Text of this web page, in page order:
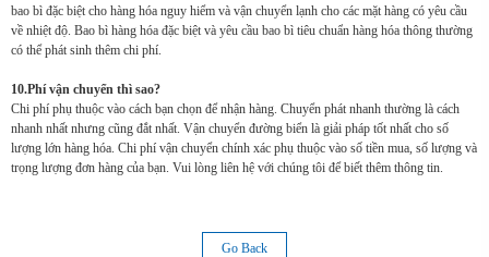
bao bì đặc biệt cho hàng hóa nguy hiểm và vận chuyển lạnh cho các mặt hàng có yêu cầu
về nhiệt độ. Bao bì hàng hóa đặc biệt và yêu cầu bao bì tiêu chuẩn hàng hóa thông thường
có thể phát sinh thêm chi phí.
10.Phí vận chuyển thì sao?
Chi phí phụ thuộc vào cách bạn chọn để nhận hàng. Chuyển phát nhanh thường là cách
nhanh nhất nhưng cũng đắt nhất. Vận chuyển đường biển là giải pháp tốt nhất cho số
lượng lớn hàng hóa. Chi phí vận chuyển chính xác phụ thuộc vào số tiền mua, số lượng và
trọng lượng đơn hàng của bạn. Vui lòng liên hệ với chúng tôi để biết thêm thông tin.
Go Back